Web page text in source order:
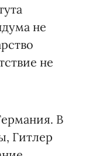
не
не
В
Гитлер